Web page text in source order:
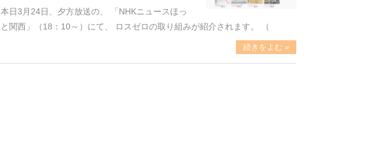
本日3月24日、夕方放送の、 「NHKニュースほっ
と関西」（18：10～）にて、 ロスゼロの取り組みが紹介されます。 （
続きをよむ »